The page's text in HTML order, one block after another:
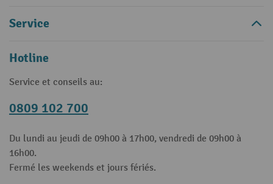
Service
Hotline
Service et conseils au:
0809 102 700
Du lundi au jeudi de 09h00 à 17h00, vendredi de 09h00 à
16h00.
Fermé les weekends et jours fériés.